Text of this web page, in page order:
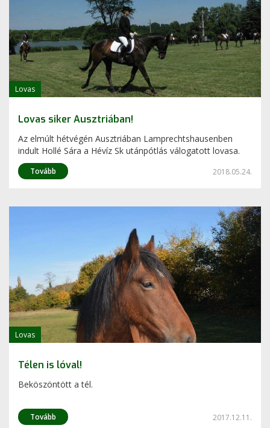
Lovas
Lovas siker Ausztriában!
Az elmúlt hétvégén Ausztriában Lamprechtshausenben
indult Hollé Sára a Hévíz Sk utánpótlás válogatott lovasa.
Tovább 2018.05.24.
Lovas
Télen is lóval!
Beköszöntött a tél.
Tovább 2017.12.11.